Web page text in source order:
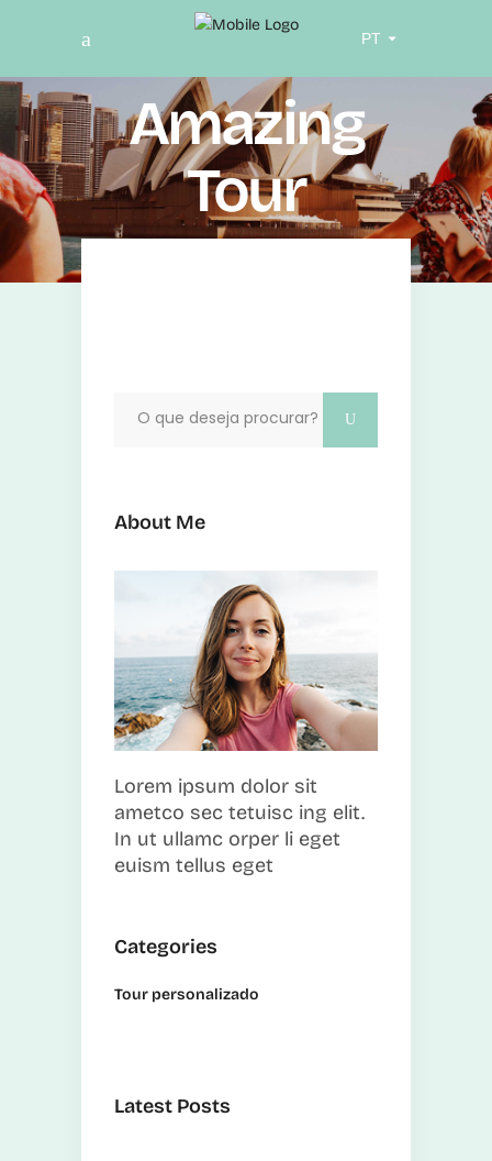
Escolha
Amazing
Tour
About Me
Lorem ipsum dolor sit
ametco sec tetuisc ing elit.
In ut ullamc orper li eget
euism tellus eget
Categories
Tour personalizado
Latest Posts